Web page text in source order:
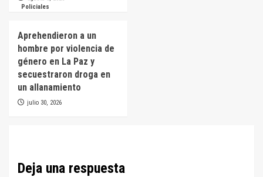
Policiales
Aprehendieron a un
hombre por violencia de
género en La Paz y
secuestraron droga en
un allanamiento
julio 30, 2026
Deja una respuesta